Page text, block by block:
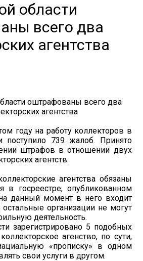
области
всего два
агентства
году на работу коллекторов в
поступило 739 жалоб. Принято
штрафов в отношении двух
агентств.
агентства обязаны
в госреестре, опубликованном
данный момент в него входит
организации не могут
деятельность.
зарегистрировано 5 подобных
агенство, по сути,
«прописку» в одном
свои услуги в другом.